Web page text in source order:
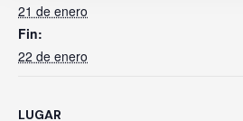
21 de enero
Fin:
22 de enero
LUGAR